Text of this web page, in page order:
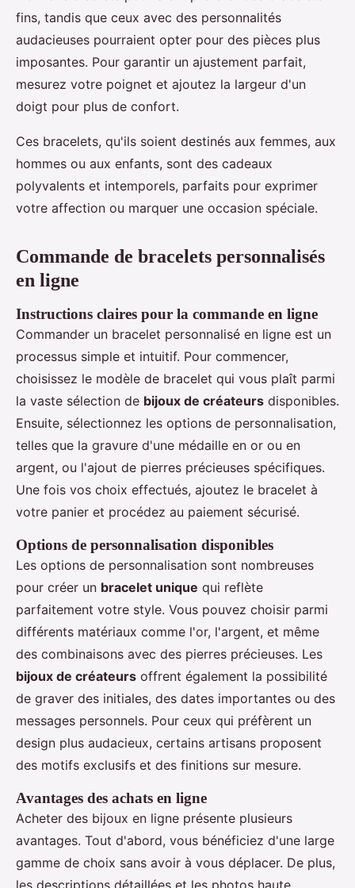
fins, tandis que ceux avec des personnalités
audacieuses pourraient opter pour des pièces plus
imposantes. Pour garantir un ajustement parfait,
mesurez votre poignet et ajoutez la largeur d'un
doigt pour plus de confort.
Ces bracelets, qu'ils soient destinés aux femmes, aux
hommes ou aux enfants, sont des cadeaux
polyvalents et intemporels, parfaits pour exprimer
votre affection ou marquer une occasion spéciale.
Commande de bracelets personnalisés
en ligne
Instructions claires pour la commande en ligne
Commander un bracelet personnalisé en ligne est un
processus simple et intuitif. Pour commencer,
choisissez le modèle de bracelet qui vous plaît parmi
la vaste sélection de bijoux de créateurs disponibles.
Ensuite, sélectionnez les options de personnalisation,
telles que la gravure d'une médaille en or ou en
argent, ou l'ajout de pierres précieuses spécifiques.
Une fois vos choix effectués, ajoutez le bracelet à
votre panier et procédez au paiement sécurisé.
Options de personnalisation disponibles
Les options de personnalisation sont nombreuses
pour créer un bracelet unique qui reflète
parfaitement votre style. Vous pouvez choisir parmi
différents matériaux comme l'or, l'argent, et même
des combinaisons avec des pierres précieuses. Les
bijoux de créateurs offrent également la possibilité
de graver des initiales, des dates importantes ou des
messages personnels. Pour ceux qui préfèrent un
design plus audacieux, certains artisans proposent
des motifs exclusifs et des finitions sur mesure.
Avantages des achats en ligne
Acheter des bijoux en ligne présente plusieurs
avantages. Tout d'abord, vous bénéficiez d'une large
gamme de choix sans avoir à vous déplacer. De plus,